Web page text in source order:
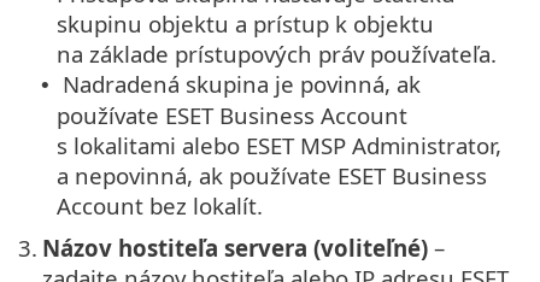
skupinu objektu a prístup k objektu
na základe prístupových práv používateľa.
•
Nadradená skupina je povinná, ak
používate ESET Business Account
s lokalitami alebo ESET MSP Administrator,
a nepovinná, ak používate ESET Business
Account bez lokalít.
3. Názov hostiteľa servera (voliteľné) –